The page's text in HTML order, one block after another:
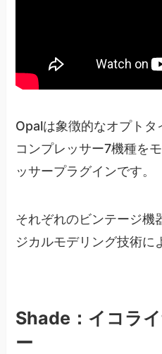
Opalは象徴的なオプト
コンプレッサー7機種を
ッサープラグインです。
それぞれのビンテージ機
ジカルモデリング技術に
Shade：イコラ
ー